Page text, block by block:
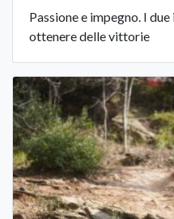
Passione e impegno. I
ottenere delle vittorie